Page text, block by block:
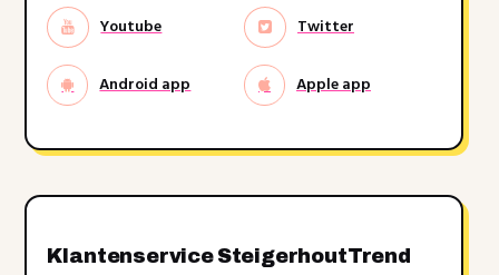
Youtube Twitter
Android app Apple app
Klantenservice SteigerhoutTrend